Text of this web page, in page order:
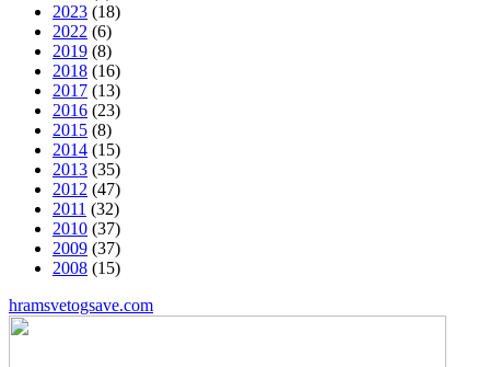
2023 (18)
2022 (6)
2019 (8)
2018 (16)
2017 (13)
2016 (23)
2015 (8)
2014 (15)
2013 (35)
2012 (47)
2011 (32)
2010 (37)
2009 (37)
2008 (15)
hramsvetogsave.com